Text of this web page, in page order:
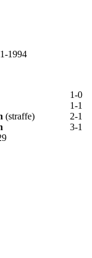
1994
1-0
1-1
(straffe)
2-1
3-1